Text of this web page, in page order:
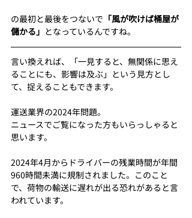
の最初と最後をつないで 「風が吹けば桶屋が
儲かる」 となっているんですね。
言い換えれば、「一見すると、無関係に思え
ることにも、影響は及ぶ」という見方とし
て、捉えることもできます。
運送業界の2024年問題。
ニュースでご覧になった方もいらっしゃると
思います。
2024年4月からドライバーの残業時間が年間
960時間未満に規制されました。このこと
で、荷物の輸送に遅れが出る恐れがあると言
われています。